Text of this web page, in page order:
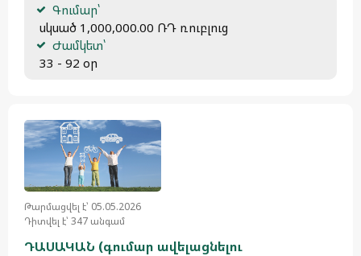
Գումար՝
սկսած 1,000,000.00 ՌԴ ռուբլուց
Ժամկետ՝
33 - 92 օր
Թարմացվել է՝ 05.05.2026
Դիտվել է՝ 347 անգամ
ԴԱՍԱԿԱՆ (գումար ավելացնելու